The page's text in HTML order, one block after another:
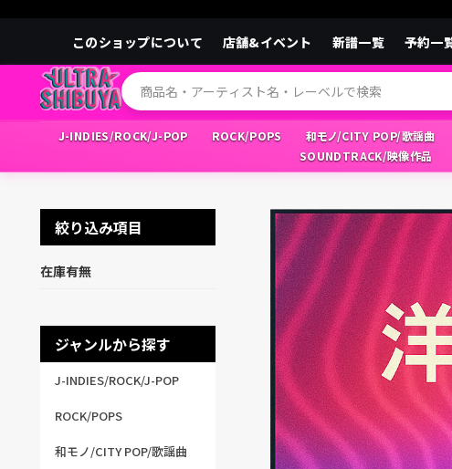
このショップについて 店舗&イベント 新譜一覧 予約一
J-INDIES/ROCK/J-POP ROCK/POPS 和モノ/CITY POP/歌謡曲
SOUNDTRACK/映像作品
絞り込み項目
在庫有無
ジャンルから探す
J-INDIES/ROCK/J-POP
ROCK/POPS
和モノ/CITY POP/歌謡曲